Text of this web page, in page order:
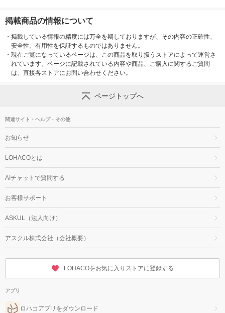
掲載商品の情報について
・ 掲載している情報の精度には万全を期しておりますが、その内容の正確性、
安全性、有用性を保証するものではありません。
・ 現在ご覧になっているページは、この商品を取り扱うストアによって運営さ
れています。ページに記載されている内容や商品、ご購入に関するご質問
は、直接各ストアにお問い合わせください。
ページトップへ
関連サイト・ヘルプ・その他
お知らせ
LOHACOとは
AIチャットで質問する
お客様サポート
ASKUL（法人向け）
アスクル株式会社（会社概要）
LOHACOをお気に入りストアに登録する
アプリ
ロハコアプリをダウンロード